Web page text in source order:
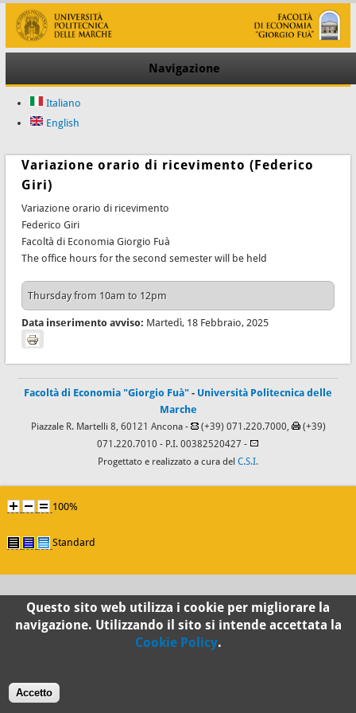
Navigazione
Italiano
English
Variazione orario di ricevimento (Federico
Giri)
Variazione orario di ricevimento
Federico Giri
Facoltà di Economia Giorgio Fuà
The office hours for the second semester will be held
Thursday from 10am to 12pm
Data inserimento avviso: Martedì, 18 Febbraio, 2025
Facoltà di Economia "Giorgio Fuà" - Università Politecnica delle
Marche
Piazzale R. Martelli 8, 60121 Ancona - (+39) 071.220.7000,
(+39)
071.220.7010 - P.I. 00382520427 -
Progettato e realizzato a cura del C.S.I.
100%
Standard
Questo sito web utilizza i cookie per migliorare la
navigazione. Utilizzando il sito si intende accettata la
Cookie Policy.
Accetto